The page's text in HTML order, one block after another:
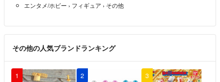
エンタメ/ホビー › フィギュア › その他
その他の人気ブランドランキング
1 2 3